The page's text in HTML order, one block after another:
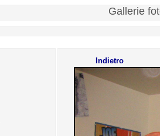
Gallerie
Indietro